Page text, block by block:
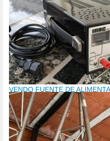
VENDO FUENTE DE